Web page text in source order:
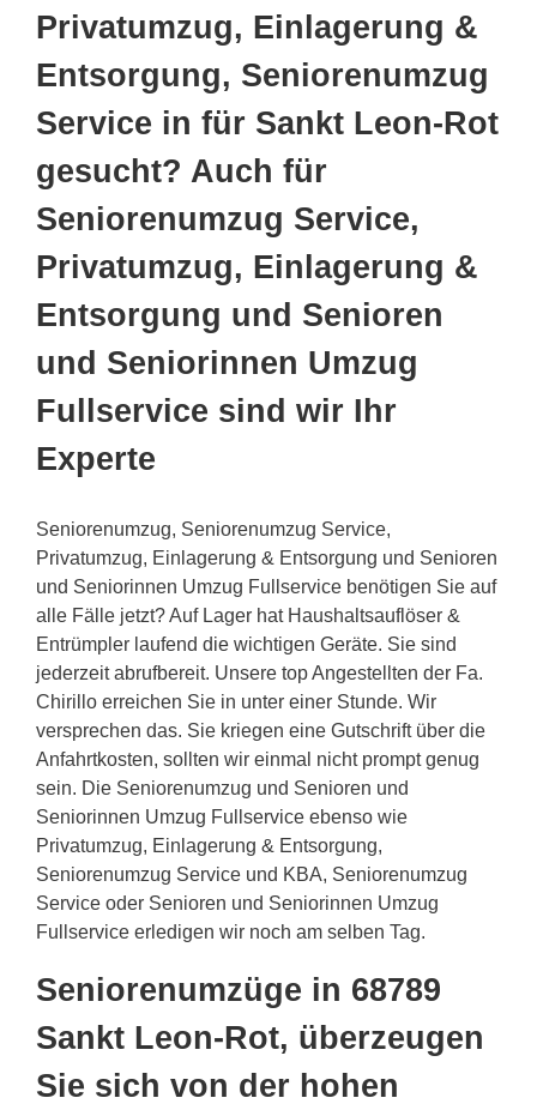
Privatumzug, Einlagerung &
Entsorgung, Seniorenumzug
Service in für Sankt Leon-Rot
gesucht? Auch für
Seniorenumzug Service,
Privatumzug, Einlagerung &
Entsorgung und Senioren
und Seniorinnen Umzug
Fullservice sind wir Ihr
Experte
Seniorenumzug, Seniorenumzug Service,
Privatumzug, Einlagerung & Entsorgung und Senioren
und Seniorinnen Umzug Fullservice benötigen Sie auf
alle Fälle jetzt? Auf Lager hat Haushaltsauflöser &
Entrümpler laufend die wichtigen Geräte. Sie sind
jederzeit abrufbereit. Unsere top Angestellten der Fa.
Chirillo erreichen Sie in unter einer Stunde. Wir
versprechen das. Sie kriegen eine Gutschrift über die
Anfahrtkosten, sollten wir einmal nicht prompt genug
sein. Die Seniorenumzug und Senioren und
Seniorinnen Umzug Fullservice ebenso wie
Privatumzug, Einlagerung & Entsorgung,
Seniorenumzug Service und KBA, Seniorenumzug
Service oder Senioren und Seniorinnen Umzug
Fullservice erledigen wir noch am selben Tag.
Seniorenumzüge in 68789
Sankt Leon-Rot, überzeugen
Sie sich von der hohen